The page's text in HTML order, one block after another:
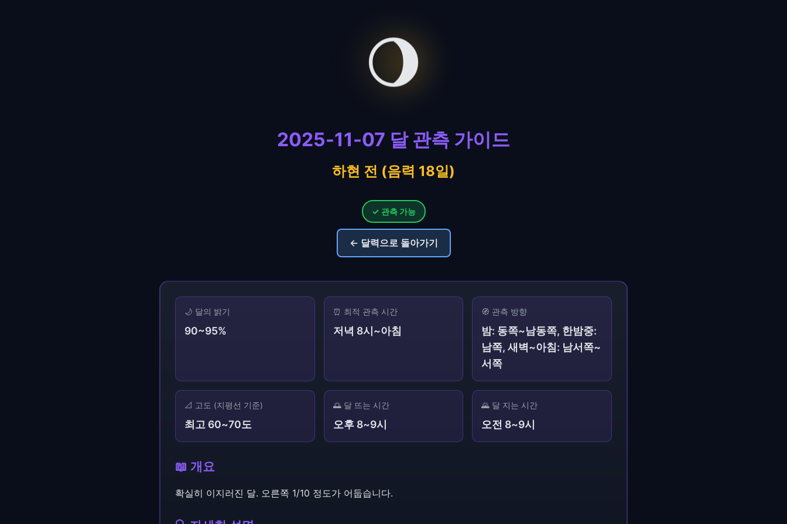
🌖
2025-11-07 달 관측 가이드
하현 전 (음력 18일)
✓ 관측 가능
← 달력으로 돌아가기
🌙 달의 밝기
90~95%
⏰ 최적 관측 시간
저녁 8시~아침
🧭 관측 방향
밤: 동쪽~남동쪽, 한밤중:
남쪽, 새벽~아침: 남서쪽~
서쪽
📐 고도 (지평선 기준)
최고 60~70도
🌅 달 뜨는 시간
오후 8~9시
🌄 달 지는 시간
오전 8~9시
📖 개요
확실히 이지러진 달. 오른쪽 1/10 정도가 어둡습니다.